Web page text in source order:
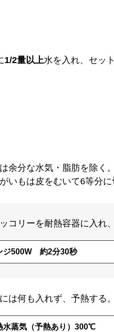
1/2量以上水を入れ、セッ
余分な水気・脂肪を除く
いもは皮をむいて6等分
コリーを耐熱容器に入れ
ジ500W 約2分30秒
は何も入れず、予熱する
水蒸気（予熱あり）300℃